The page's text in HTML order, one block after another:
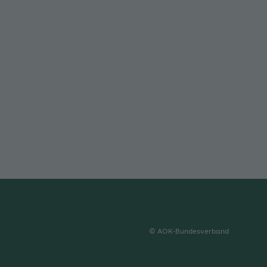
© AOK-Bundesverband